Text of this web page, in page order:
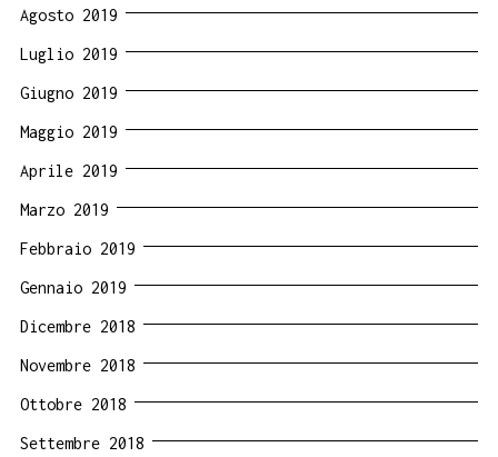
Agosto 2019
Luglio 2019
Giugno 2019
Maggio 2019
Aprile 2019
Marzo 2019
Febbraio 2019
Gennaio 2019
Dicembre 2018
Novembre 2018
Ottobre 2018
Settembre 2018